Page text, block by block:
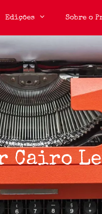
Edições Sobre o
Cairo